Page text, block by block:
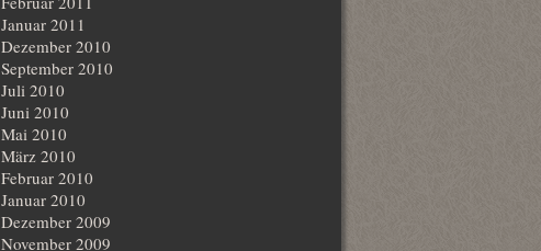
Januar 2011
Dezember 2010
September 2010
Juli 2010
Juni 2010
Mai 2010
März 2010
Februar 2010
Januar 2010
Dezember 2009
November 2009